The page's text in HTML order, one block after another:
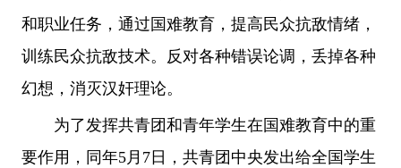
和职业任务，通过国难教育，提高民众抗敌情绪，
训练民众抗敌技术。反对各种错误论调，丢掉各种
幻想，消灭汉奸理论。
为了发挥共青团和青年学生在国难教育中的重
要作用，同年5月7日，共青团中央发出给全国学生